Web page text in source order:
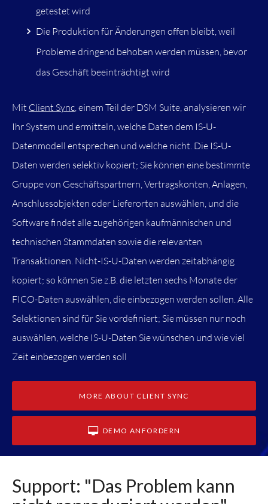
getestet wird
Die Produktion für Änderungen offen bleibt, weil
Probleme dringend behoben werden müssen, bevor
das Geschäft beeinträchtigt wird
Mit Client Sync , einem Teil der DSM Suite, analysieren wir
Ihr System und ermitteln, welche Daten dem IS-U-
Datenmodell entsprechen und welche nicht. Die IS-U-
Daten werden selektiv kopiert; Sie können eine bestimmte
Gruppe von Geschäftspartnern, Vertragskonten, Anlagen,
Anschlussobjekten oder Lieferorten auswählen, und die
Software findet alle zugehörigen kaufmännischen und
technischen Stammdaten sowie die relevanten
Transaktionen. Nicht-IS-U-Daten werden zeitabhängig
kopiert; so können Sie z.B. die letzten sechs Monate der
FICO-Daten auswählen, die einbezogen werden sollen. Alle
Selektionen sind für Sie vordefiniert; Sie müssen nur noch
auswählen, welche IS-U-Daten Sie wünschen und wie viel
Zeit einbezogen werden soll
MORE ABOUT CLIENT SYNC
DEMO ANFORDERN
Support: "Das Problem kann